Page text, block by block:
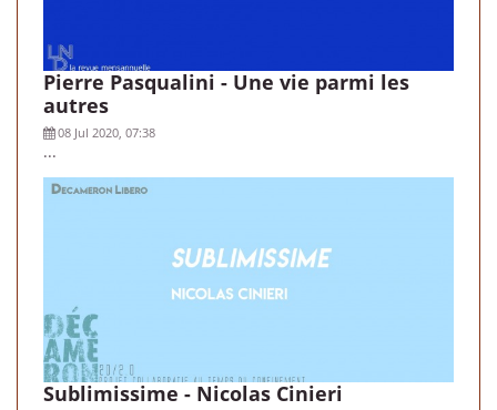
Pierre Pasqualini - Une vie parmi les
autres
08 Jul 2020, 07:38
...
Sublimissime - Nicolas Cinieri